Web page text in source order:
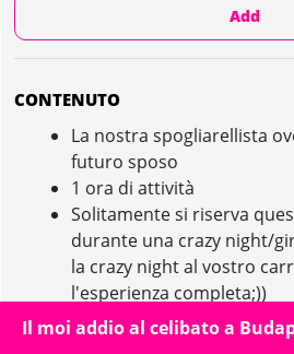
Add
CONTENUTO
La nostra spogliarellista
futuro sposo
1 ora di attività
Solitamente si riserva
durante una crazy night/
la crazy night al vostro
l'esperienza completa;))
Il moi addio al celibato a